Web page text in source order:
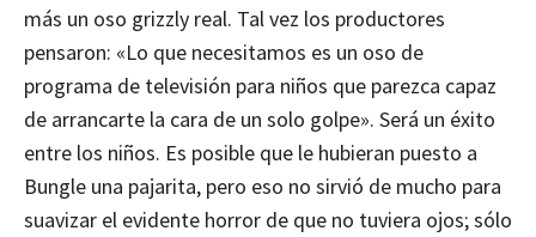
más un oso grizzly real. Tal vez los productores
pensaron: «Lo que necesitamos es un oso de
programa de televisión para niños que parezca capaz
de arrancarte la cara de un solo golpe». Será un éxito
entre los niños. Es posible que le hubieran puesto a
Bungle una pajarita, pero eso no sirvió de mucho para
suavizar el evidente horror de que no tuviera ojos; sólo